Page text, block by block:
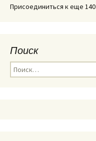
Присоединиться к еще
Поиск
Найти: